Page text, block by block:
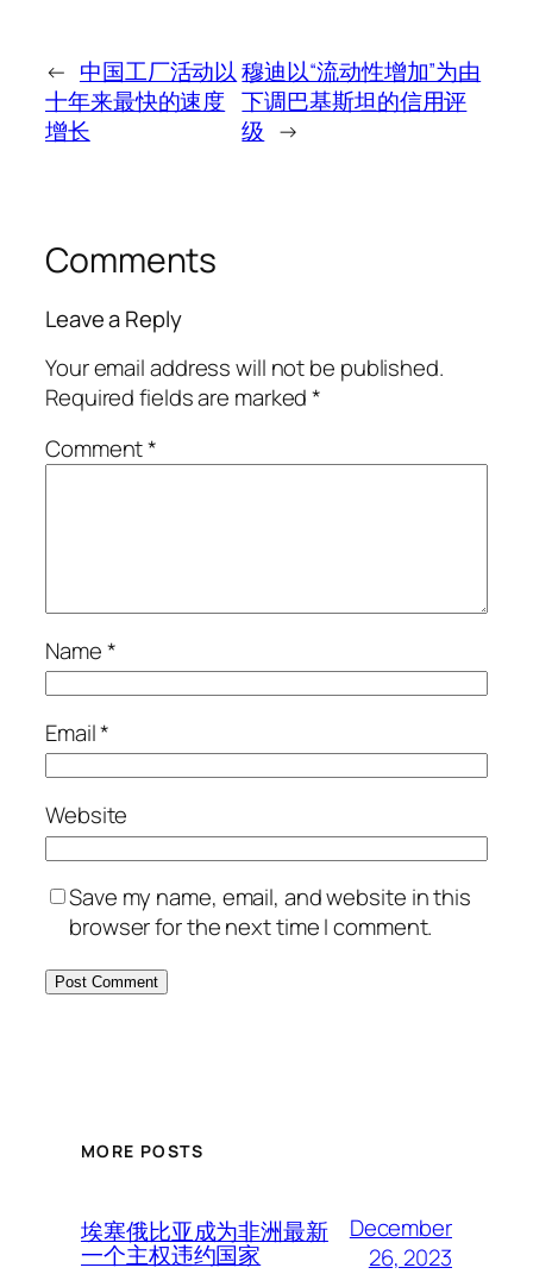
← 中国工厂活动以
十年来最快的速度
增长
穆迪以“流动性增加”为由
下调巴基斯坦的信用评
级 →
Comments
Leave a Reply
Your email address will not be published.
Required fields are marked*
Comment*
Name*
Email*
Website
Save my name, email, and website in this
browser for the next time I comment.
MORE POSTS
埃塞俄比亚成为非洲最新
一个主权违约国家
December
26, 2023